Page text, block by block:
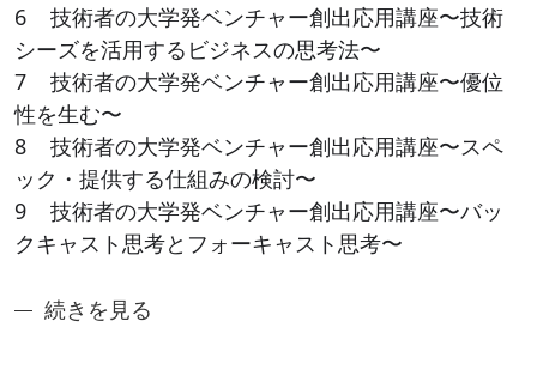
6 技術者の大学発ベンチャー創出応用講座〜技術
シーズを活用するビジネスの思考法〜
7 技術者の大学発ベンチャー創出応用講座〜優位
性を生む〜
8 技術者の大学発ベンチャー創出応用講座〜スペ
ック・提供する仕組みの検討〜
9 技術者の大学発ベンチャー創出応用講座〜バッ
クキャスト思考とフォーキャスト思考〜
奈良先端アントレシリーズ5：技術者の大学発ベ
続きを見る